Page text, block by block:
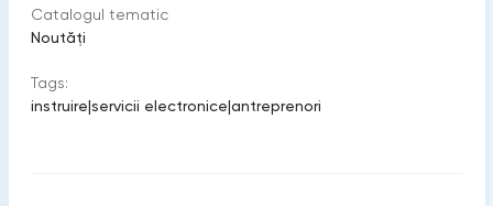
Catalogul tematic
Noutăți
Tags:
instruire|servicii electronice|antreprenori